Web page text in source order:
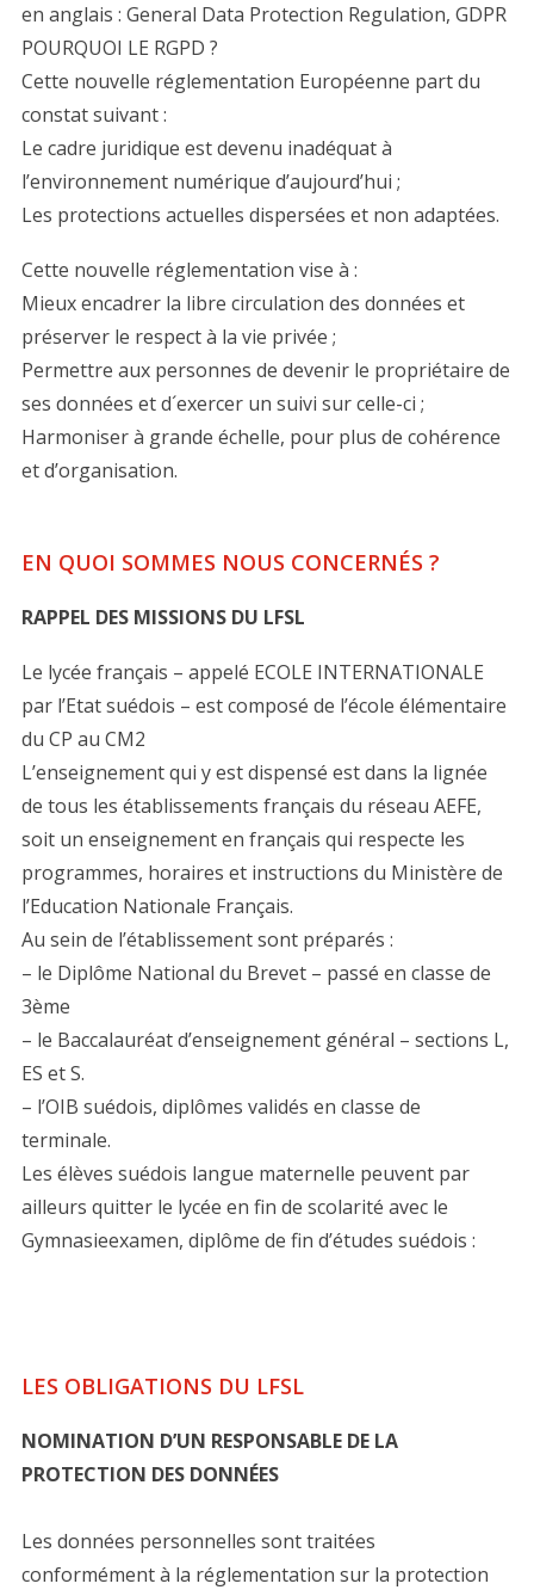
en anglais : General Data Protection Regulation, GDPR
POURQUOI LE RGPD ?
Cette nouvelle réglementation Européenne part du
constat suivant :
Le cadre juridique est devenu inadéquat à
l’environnement numérique d’aujourd’hui ;
Les protections actuelles dispersées et non adaptées.
Cette nouvelle réglementation vise à :
Mieux encadrer la libre circulation des données et
préserver le respect à la vie privée ;
Permettre aux personnes de devenir le propriétaire de
ses données et d´exercer un suivi sur celle-ci ;
Harmoniser à grande échelle, pour plus de cohérence
et d’organisation.
EN QUOI SOMMES NOUS CONCERNÉS ?
RAPPEL DES MISSIONS DU LFSL
Le lycée français – appelé ECOLE INTERNATIONALE
par l’Etat suédois – est composé de l’école élémentaire
du CP au CM2
L’enseignement qui y est dispensé est dans la lignée
de tous les établissements français du réseau AEFE,
soit un enseignement en français qui respecte les
programmes, horaires et instructions du Ministère de
l’Education Nationale Français.
Au sein de l’établissement sont préparés :
– le Diplôme National du Brevet – passé en classe de
3ème
– le Baccalauréat d’enseignement général – sections L,
ES et S.
– l’OIB suédois, diplômes validés en classe de
terminale.
Les élèves suédois langue maternelle peuvent par
ailleurs quitter le lycée en fin de scolarité avec le
Gymnasieexamen, diplôme de fin d’études suédois :
LES OBLIGATIONS DU LFSL
NOMINATION D’UN RESPONSABLE DE LA
PROTECTION DES DONNÉES
Les données personnelles sont traitées
conformément à la réglementation sur la protection